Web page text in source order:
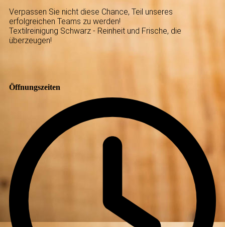
Verpassen Sie nicht diese Chance, Teil unseres
erfolgreichen Teams zu werden!
Textilreinigung Schwarz - Reinheit und Frische, die
überzeugen!
Öffnungszeiten